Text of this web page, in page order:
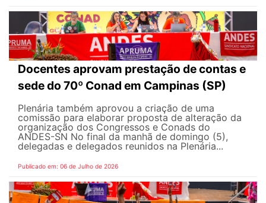
Docentes aprovam prestação de contas e
sede do 70º Conad em Campinas (SP)
Plenária também aprovou a criação de uma
comissão para elaborar proposta de alteração da
organização dos Congressos e Conads do
ANDES-SN No final da manhã de domingo (5),
delegadas e delegados reunidos na Plenária...
Publicado em: 06 de Julho de 2026